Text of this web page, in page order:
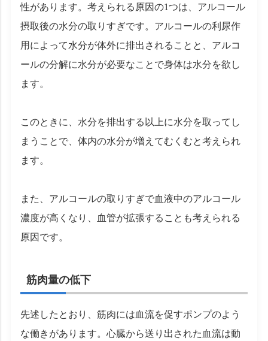
性があります。考えられる原因の1つは、アルコール
摂取後の水分の取りすぎです。アルコールの利尿作
用によって水分が体外に排出されることと、アルコ
ールの分解に水分が必要なことで身体は水分を欲し
ます。
このときに、水分を排出する以上に水分を取ってし
まうことで、体内の水分が増えてむくむと考えられ
ます。
また、アルコールの取りすぎで血液中のアルコール
濃度が高くなり、血管が拡張することも考えられる
原因です。
筋肉量の低下
先述したとおり、筋肉には血流を促すポンプのよう
な働きがあります。心臓から送り出された血流は動